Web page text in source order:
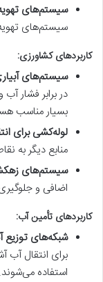
سیستم‌های
سیستم‌های
کاربردهای کشاورزی:
سیستم‌های
در برابر فشار
بسیار مناسب
لوله‌کشی برای
منابع دیگر به
سیستم‌های
اضافی و
کاربردهای تأمین آب:
شبکه‌های
برای انتقال
استفاده می‌شوند.